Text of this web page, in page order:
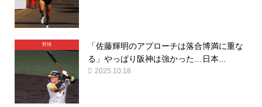
野球
「佐藤輝明のアプローチは落合博満に重な
る」やっぱり阪神は強かった…日本...
2025.10.18